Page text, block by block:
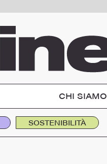
CHI SIAMO
SOSTENIBILITÀ